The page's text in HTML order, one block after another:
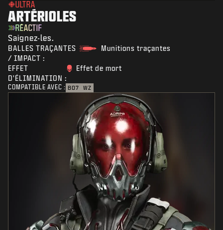
ULTRA
ARTÉRIOLES
RÉACTIF
Saignez-les.
BALLES TRAÇANTES
/ IMPACT :
Munitions traçantes
EFFET
D'ÉLIMINATION :
Effet de mort
COMPATIBLE AVEC : BO7 WZ